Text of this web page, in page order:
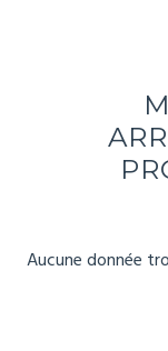
Aucune donnée